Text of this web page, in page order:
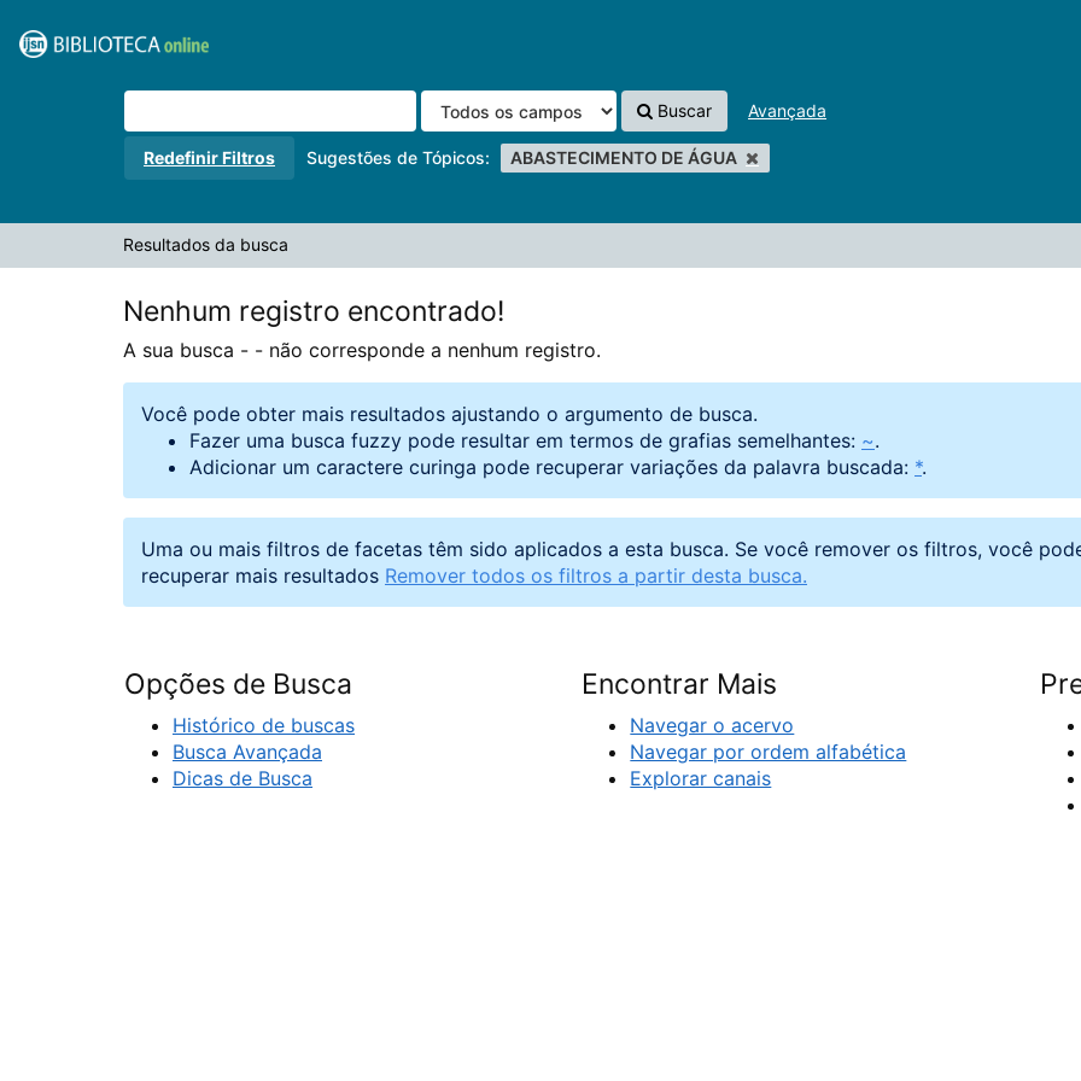
VuFind
Buscar Avançada
Redefinir Filtros Sugestões de Tópicos: ABASTECIMENTO DE ÁGUA
Resultados da busca
Nenhum registro encontrado!
A sua busca - - não corresponde a nenhum registro.
Você pode obter mais resultados ajustando o argumento de busca.
Fazer uma busca fuzzy pode resultar em termos de grafias semelhantes: ~.
Adicionar um caractere curinga pode recuperar variações da palavra buscada: *.
Uma ou mais filtros de facetas têm sido aplicados a esta busca. Se você remover os filtros, você
recuperar mais resultados Remover todos os filtros a partir desta busca.
Opções de Busca
Histórico de buscas
Busca Avançada
Dicas de Busca
Encontrar Mais
Navegar o acervo
Navegar por ordem alfabética
Explorar canais